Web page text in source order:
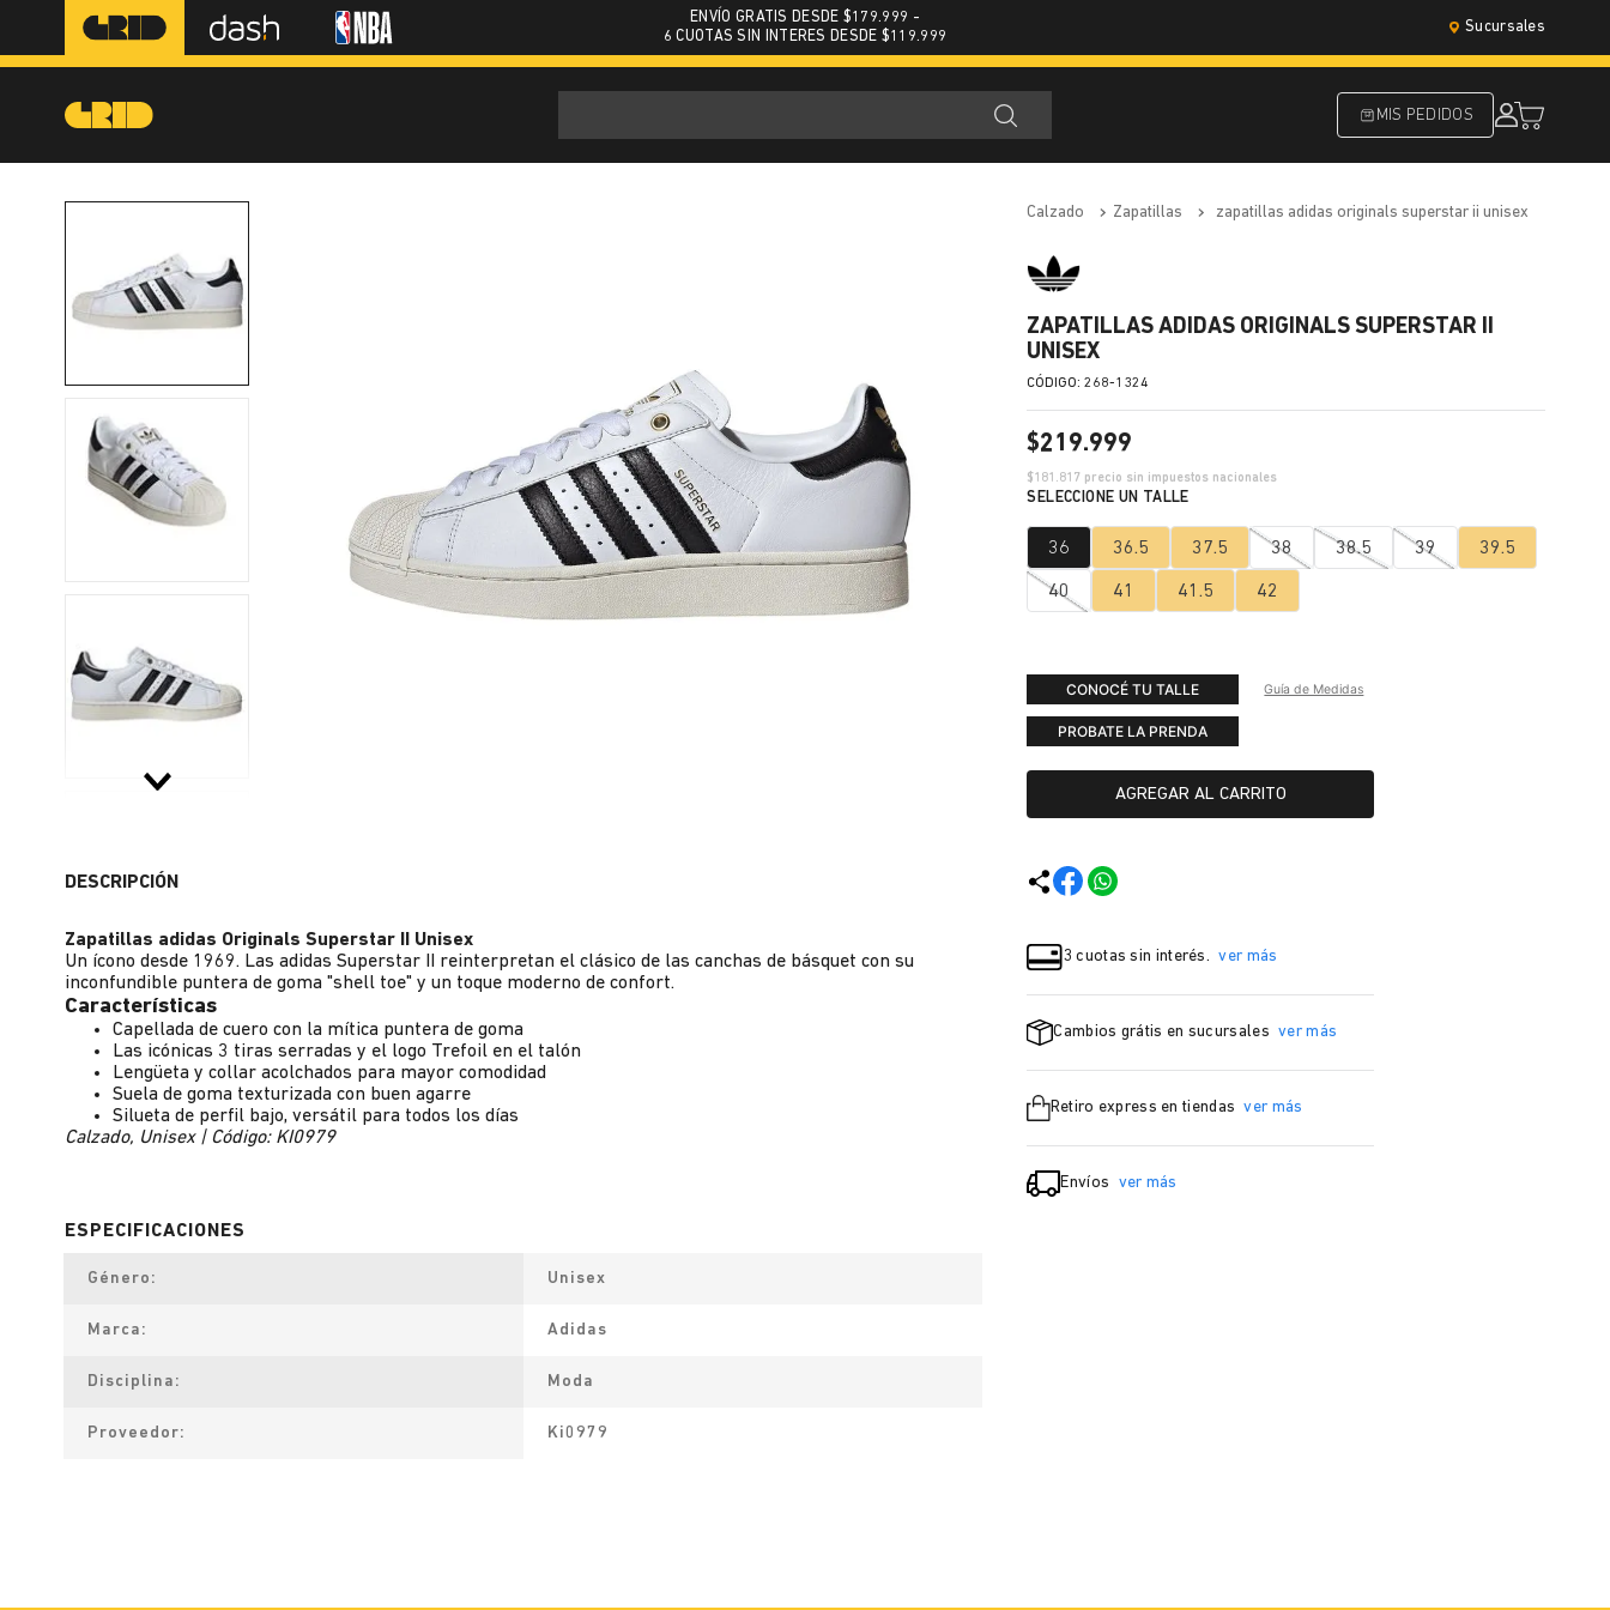
ENVÍO GRATIS DESDE $179.999 -
6 CUOTAS SIN INTERES DESDE $119.999
Sucursales
MIS PEDIDOS
DESCRIPCIÓN
Zapatillas adidas Originals Superstar II Unisex
Un ícono desde 1969. Las adidas Superstar II reinterpretan el clásico de las canchas de básquet con su
inconfundible puntera de goma "shell toe" y un toque moderno de confort.
Características
Capellada de cuero con la mítica puntera de goma
Las icónicas 3 tiras serradas y el logo Trefoil en el talón
Lengüeta y collar acolchados para mayor comodidad
Suela de goma texturizada con buen agarre
Silueta de perfil bajo, versátil para todos los días
Calzado, Unisex | Código: KI0979
Género Unisex
Marca Adidas
Disciplina Moda
Proveedor Ki0979
calzado zapatillas zapatillas adidas originals superstar ii unisex
ZAPATILLAS ADIDAS ORIGINALS SUPERSTAR II
UNISEX
:268-1324
$219.999
$181.817 precio sin impuestos nacionales
36 36.5 37.5 38 38.5 39 39.5
40 41 41.5 42
CONOCÉ TU TALLE Guía de Medidas
PROBATE LA PRENDA
AGREGAR AL CARRITO
3 cuotas sin interés. ver más
Cambios grátis en sucursales ver más
Retiro express en tiendas ver más
Envíos ver más